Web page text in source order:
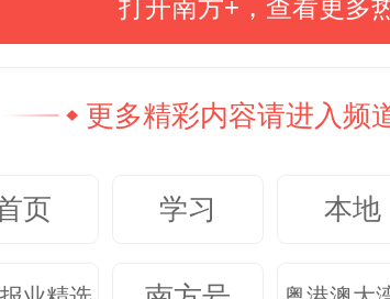
实践，不仅为广东高质
绘就新时代广东经济社会
走在前列的使命任务。”广
打开南方+，查看更多
更多精彩内容请进入频
页 学习 本地